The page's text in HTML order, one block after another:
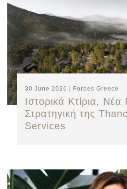
30 June 2026 | Forbes Greece
Ιστορικά Κτίρια,
Στρατηγική της
Services